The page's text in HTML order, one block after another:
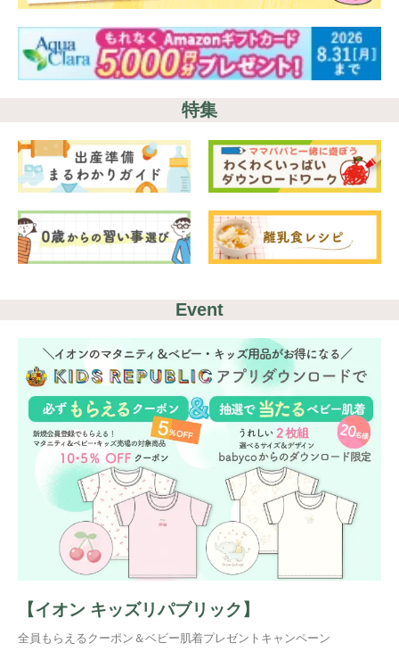
特集
Event
【イオン キッズリパブリック】
全員もらえるクーポン＆ベビー肌着プレゼントキャンペーン